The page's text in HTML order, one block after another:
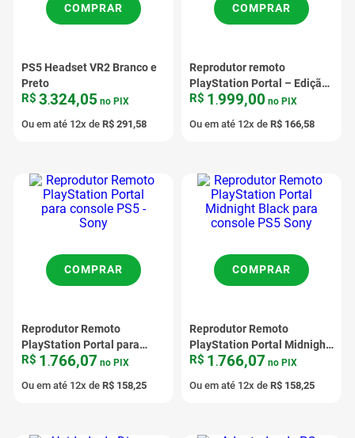
PS5 Headset VR2 Branco e
Preto
R$ 3.324,05 no PIX
Ou em até 12x de R$ 291 ,58
COMPRAR
Reprodutor remoto
PlayStation Portal – Edição
limitada do 30º aniversário
R$ 1 .999,00 no PIX
Ou em até 12x de R$ 166,58
COMPRAR
Reprodutor Remoto
PlayStation Portal para
console PS5 - Sony
R$ 1 .766,07 no PIX
Ou em até 12x de R$ 158,25
COMPRAR
Reprodutor Remoto
PlayStation Portal Midnight
Black para console PS5
R$ 1 .766,07 no PIX
Ou em até 12x de R$ 158,25
COMPRAR